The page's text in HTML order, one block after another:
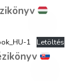
1 Letöltés